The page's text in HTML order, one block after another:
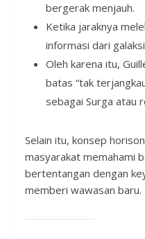
bergerak menjauh.
Ketika jaraknya
informasi dari
Oleh karena itu,
batas “tak
sebagai Surga atau
Selain itu, konsep
masyarakat memahami
bertentangan dengan
memberi wawasan baru.